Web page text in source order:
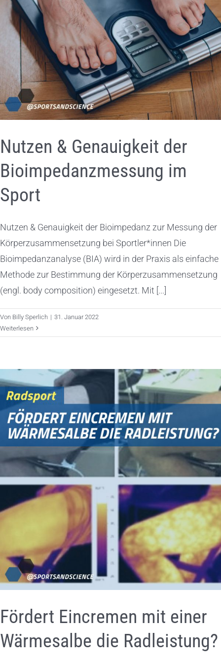
Nutzen & Genauigkeit der
Bioimpedanzmessung im
Sport
Nutzen & Genauigkeit der Bioimpedanz zur Messung der
Körperzusammensetzung bei Sportler*innen Die
Bioimpedanzanalyse (BIA) wird in der Praxis als einfache
Methode zur Bestimmung der Körperzusammensetzung
(engl. body composition) eingesetzt. Mit [...]
Von Billy Sperlich | 31. Januar 2022
Weiterlesen
Fördert Eincremen mit einer
Wärmesalbe die Radleistung?